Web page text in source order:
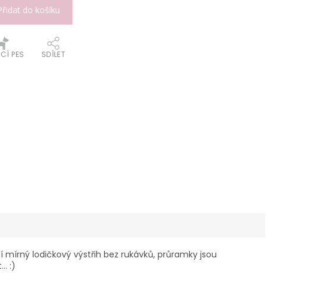
do košíku
PES SDÍLET
lodičkový výstřih bez rukávků, průramky jsou
:)